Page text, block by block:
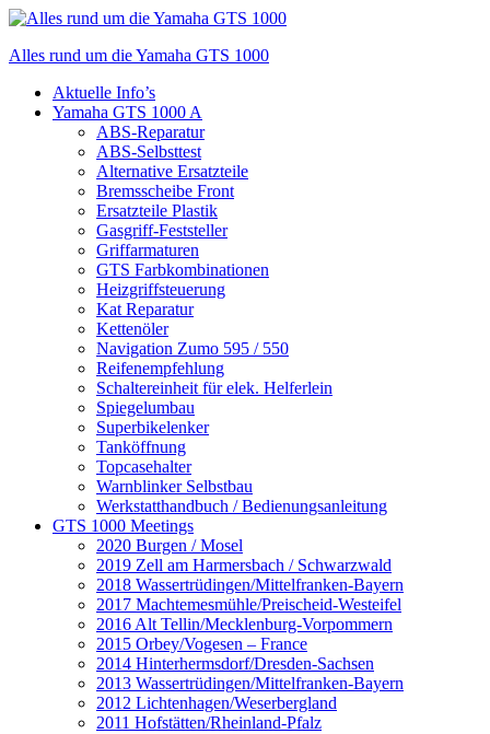
Zum
springen
Alles rund um die Yamaha GTS 1000
Menü
Aktuelle Info’s
Yamaha GTS 1000 A
ABS-Reparatur
ABS-Selbsttest
Alternative Ersatzteile
Bremsscheibe Front
Ersatzteile Plastik
Gasgriff-Feststeller
Griffarmaturen
GTS Farbkombinationen
Heizgriffsteuerung
Kat Reparatur
Kettenöler
Navigation Zumo 595 / 550
Reifenempfehlung
Schaltereinheit für elek. Helferlein
Spiegelumbau
Superbikelenker
Tanköffnung
Topcasehalter
Warnblinker Selbstbau
Werkstatthandbuch / Bedienungsanleitung
GTS 1000 Meetings
2020 Burgen / Mosel
2019 Zell am Harmersbach / Schwarzwald
2018 Wassertrüdingen/Mittelfranken-Bayern
2017 Machtemesmühle/Preischeid-Westeifel
2016 Alt Tellin/Mecklenburg-Vorpommern
2015 Orbey/Vogesen – France
2014 Hinterhermsdorf/Dresden-Sachsen
2013 Wassertrüdingen/Mittelfranken-Bayern
2012 Lichtenhagen/Weserbergland
2011 Hofstätten/Rheinland-Pfalz